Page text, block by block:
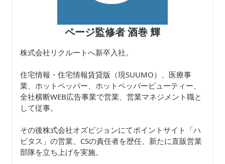
ページ監修者 酒巻 輝
株式会社リクルートへ新卒入社。
住宅情報・住宅情報賃貸版（現SUUMO）、医療事
業、ホットペッパー、ホットペッパービューティー、
全社横断WEB広告事業で営業、営業マネジメント職と
して従事。
その後株式会社オズビジョンにてポイントサイト「ハ
ピタス」の営業、CSの責任者を歴任、新たに直販営業
部隊を立ち上げを実施。